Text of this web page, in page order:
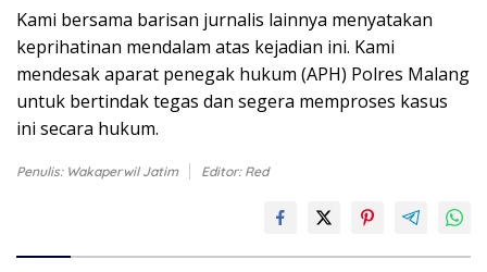
Kami bersama barisan jurnalis lainnya menyatakan
keprihatinan mendalam atas kejadian ini. Kami
mendesak aparat penegak hukum (APH) Polres Malang
untuk bertindak tegas dan segera memproses kasus
ini secara hukum.
Penulis: Wakaperwil Jatim Editor: Red